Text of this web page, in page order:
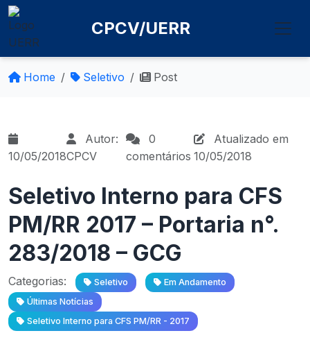
CPCV/UERR
Home Seletivo Post
10/05/2018
Autor:
CPCV
0
comentários
Atualizado em
10/05/2018
Seletivo Interno para CFS
PM/RR 2017 – Portaria n°.
283/2018 – GCG
Categorias: Seletivo
Em Andamento
Últimas Notícias
Seletivo Interno para CFS PM/RR - 2017